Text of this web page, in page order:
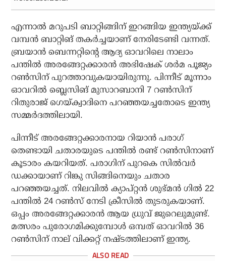
എന്നാല്‍ മറുപടി ബാറ്റിങ്ങിന് ഇറങ്ങിയ ഇന്ത്യയ്ക്ക്
വമ്പന്‍ ബാറ്റിങ് തകര്‍ച്ചയാണ് നേരിടേണ്ടി വന്നത്.
ബ്രയാന്‍ ബെന്നറ്റിന്റെ ആദ്യ ഓവറിലെ നാലാം
പന്തില്‍ അരങ്ങേറ്റക്കാരന്‍ അഭിഷേക് ശര്‍മ പൂജ്യം
റണ്‍സിന് പുറത്താവുകയായിരുന്നു. പിന്നീട് മൂന്നാം
ഓവറില്‍ ബ്ലെസിങ് മുസാറബാനി 7 റണ്‍സിന്
റിതുരാജ് ഗെയ്ക്വാദിനെ പറഞ്ഞയച്ചതോടെ ഇന്ത്യ
സമ്മര്‍ദത്തിലായി.
പിന്നീട് അരങ്ങേറ്റക്കാരനായ റിയാന്‍ പരാഗ്
തെണ്ടായി ചതാരയുടെ പന്തില്‍ രണ്ട് റണ്‍സിനാണ്
കൂടാരം കയറിയത്. പരാഗിന് പുറകെ സില്‍വര്‍
ഡക്കായാണ് റിങ്കു സിങ്ങിനെയും ചതാര
പറഞ്ഞയച്ചത്. നിലവില്‍ ക്യാപ്റ്റന്‍ ശുഭ്മന്‍ ഗില്‍ 22
പന്തില്‍ 24 റണ്‍സ് നേടി ക്രീസില്‍ തുടരുകയാണ്.
ഒപ്പം അരങ്ങേറ്റക്കാരന്‍ ആയ ധ്രുവ് ജുറെലുമുണ്ട്.
മത്സരം പുരോഗമിക്കുമ്പോള്‍ ഒമ്പത് ഓവറില്‍ 36
റണ്‍സിന് നാല് വിക്കറ്റ് നഷ്ടത്തിലാണ് ഇന്ത്യ.